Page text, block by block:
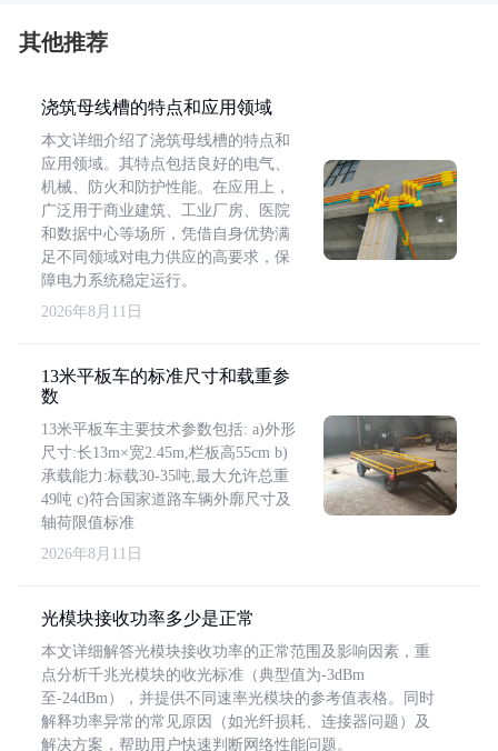
其他推荐
浇筑母线槽的特点和应用领域
本文详细介绍了浇筑母线槽的特点和
应用领域。其特点包括良好的电气、
机械、防火和防护性能。在应用上，
广泛用于商业建筑、工业厂房、医院
和数据中心等场所，凭借自身优势满
足不同领域对电力供应的高要求，保
障电力系统稳定运行。
2026年8月11日
13米平板车的标准尺寸和载重参
数
13米平板车主要技术参数包括: a)外形
尺寸:长13m×宽2.45m,栏板高55cm b)
承载能力:标载30-35吨,最大允许总重
49吨 c)符合国家道路车辆外廓尺寸及
轴荷限值标准
2026年8月11日
光模块接收功率多少是正常
本文详细解答光模块接收功率的正常范围及影响因素，重
点分析千兆光模块的收光标准（典型值为-3dBm
至-24dBm），并提供不同速率光模块的参考值表格。同时
解释功率异常的常见原因（如光纤损耗、连接器问题）及
解决方案，帮助用户快速判断网络性能问题。